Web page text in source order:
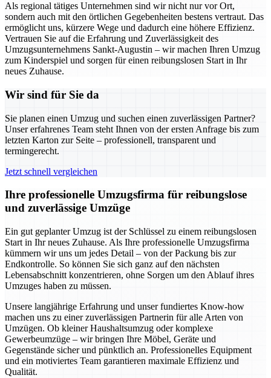
Als regional tätiges Unternehmen sind wir nicht nur vor Ort,
sondern auch mit den örtlichen Gegebenheiten bestens vertraut. Das
ermöglicht uns, kürzere Wege und dadurch eine höhere Effizienz.
Vertrauen Sie auf die Erfahrung und Zuverlässigkeit des
Umzugsunternehmens Sankt-Augustin – wir machen Ihren Umzug
zum Kinderspiel und sorgen für einen reibungslosen Start in Ihr
neues Zuhause.
Wir sind für Sie da
Sie planen einen Umzug und suchen einen zuverlässigen Partner?
Unser erfahrenes Team steht Ihnen von der ersten Anfrage bis zum
letzten Karton zur Seite – professionell, transparent und
termingerecht.
Jetzt schnell vergleichen
Ihre professionelle Umzugsfirma für reibungslose
und zuverlässige Umzüge
Ein gut geplanter Umzug ist der Schlüssel zu einem reibungslosen
Start in Ihr neues Zuhause. Als Ihre professionelle Umzugsfirma
kümmern wir uns um jedes Detail – von der Packung bis zur
Endkontrolle. So können Sie sich ganz auf den nächsten
Lebensabschnitt konzentrieren, ohne Sorgen um den Ablauf ihres
Umzuges haben zu müssen.
Unsere langjährige Erfahrung und unser fundiertes Know-how
machen uns zu einer zuverlässigen Partnerin für alle Arten von
Umzügen. Ob kleiner Haushaltsumzug oder komplexe
Gewerbeumzüge – wir bringen Ihre Möbel, Geräte und
Gegenstände sicher und pünktlich an. Professionelles Equipment
und ein motiviertes Team garantieren maximale Effizienz und
Qualität.